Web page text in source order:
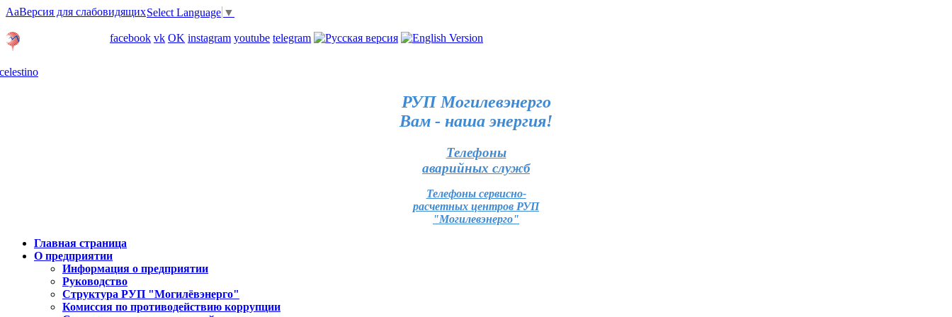
AaВерсия для слабовидящихSelect Language ▼
facebook vk OK instagram youtube telegram
РУП Могилевэнерго
Вам - наша энергия!
Телефоны
аварийных служб
Телефоны сервисно-
расчетных центров РУП
"Могилевэнерго"
Главная страница
О предприятии
Информация о предприятии
Руководство
Структура РУП "Могилёвэнерго"
Комиссия по противодействию коррупции